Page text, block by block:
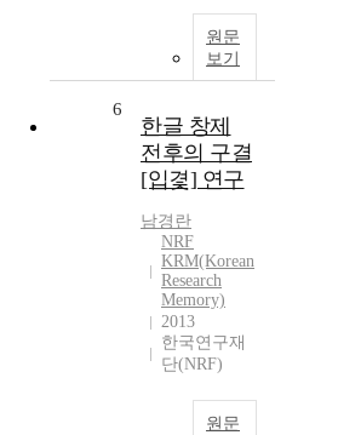
원문
보기
6
한글 창제
전후의 구결
[입겿] 연구
남경란
NRF
KRM(Korean
Research
Memory)
2013
한국연구재
단(NRF)
원문